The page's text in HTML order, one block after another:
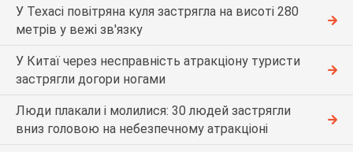
У Техасі повітряна куля застрягла на висоті 280
метрів у вежі зв'язку
У Китаї через несправність атракціону туристи
застрягли догори ногами
Люди плакали і молилися: 30 людей застрягли
вниз головою на небезпечному атракціоні